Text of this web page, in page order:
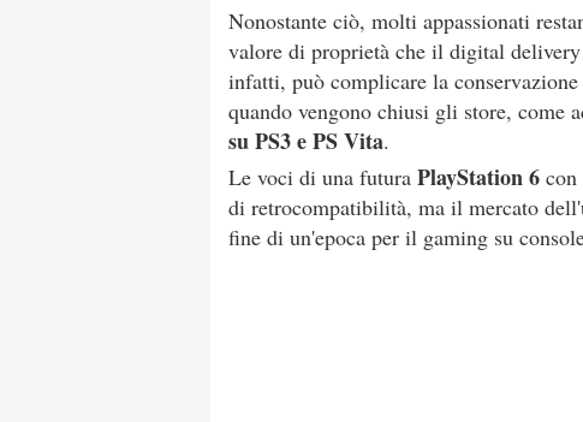
Nonostante ciò, molti appassionati
valore di proprietà che il digital
infatti, può complicare la
quando vengono chiusi gli store, come
su PS3 e PS Vita.
Le voci di una futura PlayStation 6 con
di retrocompatibilità, ma il mercato
fine di un'epoca per il gaming su